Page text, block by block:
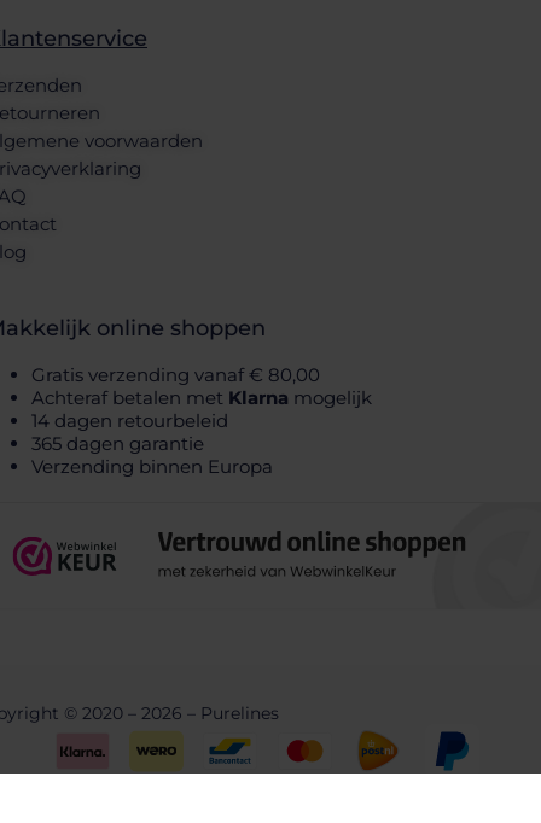
voorwaarden
online shoppen
Gratis verzending vanaf € 80,00
Achteraf betalen met Klarna mogelijk
14 dagen retourbeleid
365 dagen garantie
Verzending binnen Europa
© 2020 – 2026 – Purelines